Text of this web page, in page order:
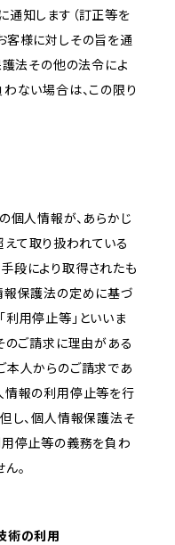
通知します（訂正等を
客様に対しその旨を通
護法その他の法令によ
ない場合は、この限り
個人情報が、あらかじ
て取り扱われている
段により取得されたも
報保護法の定めに基づ
利用停止等」といいま
のご請求に理由がある
本人からのご請求であ
情報の利用停止等を行
し、個人情報保護法そ
用停止等の義務を負わ
。
術の利用